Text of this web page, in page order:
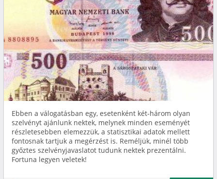
Ebben a válogatásban egy, esetenként két-három olyan
szelvényt ajánlunk nektek, melynek minden eseményét
részletesebben elemezzük, a statisztikai adatok mellett
fontosnak tartjuk a megérzést is. Reméljük, minél több
győztes szelvényjavaslatot tudunk nektek prezentálni.
Fortuna legyen veletek!